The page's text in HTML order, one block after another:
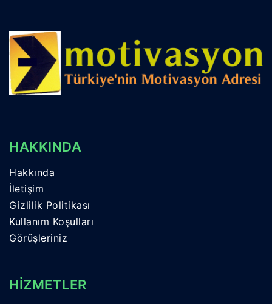
HAKKINDA
Hakkında
İletişim
Gizlilik Politikası
Kullanım Koşulları
Görüşleriniz
HİZMETLER